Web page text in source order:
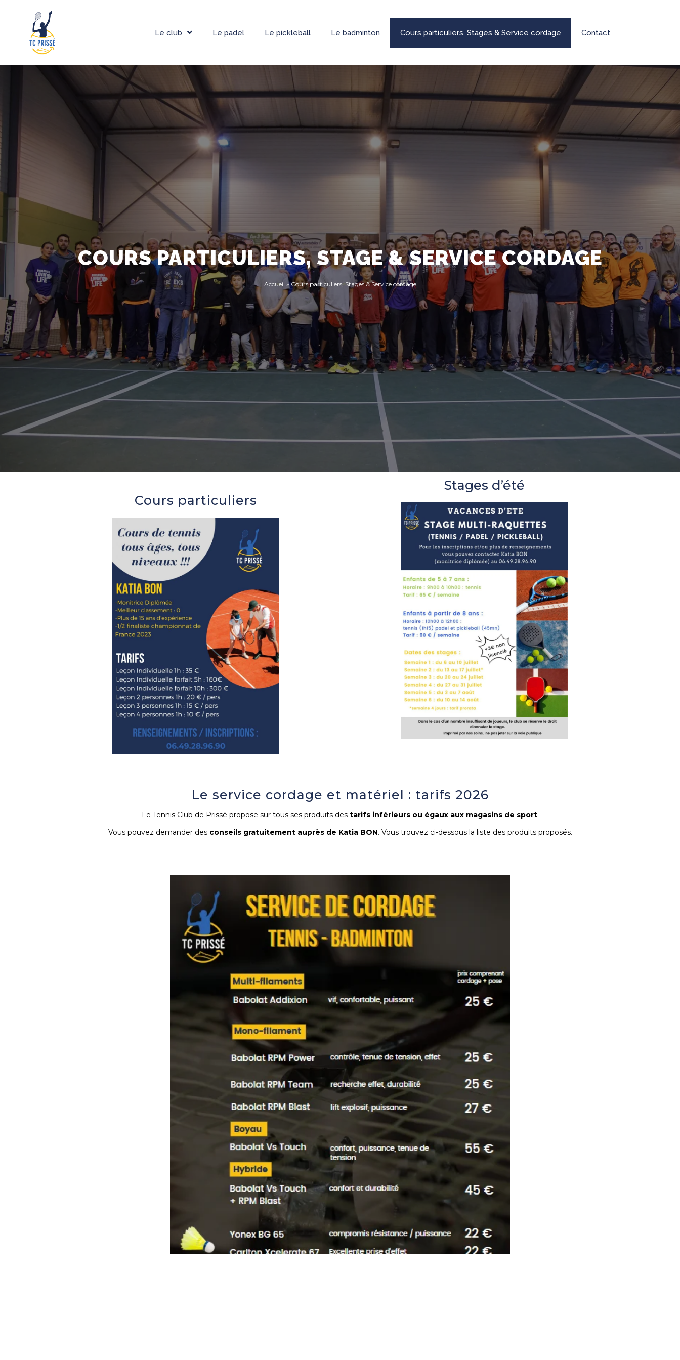
Le club Le padel Le pickleball Le badminton Cours particuliers, Stages & Service cordage Contact
COURS PARTICULIERS, STAGE & SERVICE CORDAGE
Accueil »Cours particuliers, Stages & Service cordage
Cours particuliers
Stages d’été
Le service cordage et matériel : tarifs 2026
Le Tennis Club de Prissé propose sur tous ses produits des tarifs inférieurs ou égaux aux magasins de sport.
Vous pouvez demander des conseils gratuitement auprès de Katia BON. Vous trouvez ci-dessous la liste des produits proposés.